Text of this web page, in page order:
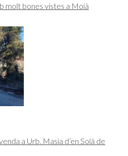
molt bones vistes a Moià
a Urb. Masia d’en Solà de